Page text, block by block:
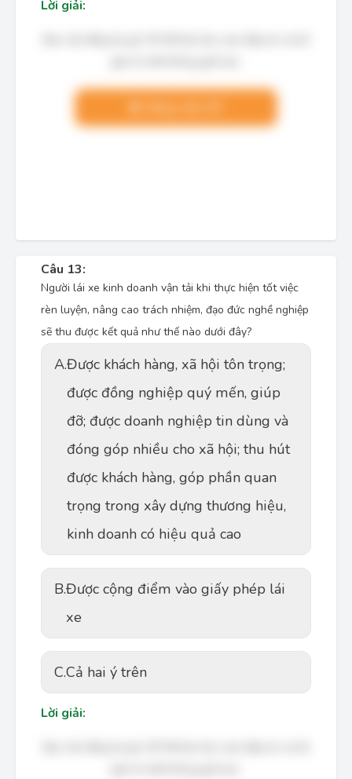
Lời giải:
Câu 13:
Người lái xe kinh doanh vận tải khi thực hiện tốt việc
rèn luyện, nâng cao trách nhiệm, đạo đức nghề nghiệp
sẽ thu được kết quả như thế nào dưới đây?
A.Được khách hàng, xã hội tôn trọng;
được đồng nghiệp quý mến, giúp
đỡ; được doanh nghiệp tin dùng và
đóng góp nhiều cho xã hội; thu hút
được khách hàng, góp phần quan
trọng trong xây dựng thương hiệu,
kinh doanh có hiệu quả cao
B.Được cộng điểm vào giấy phép lái
xe
C.Cả hai ý trên
Lời giải: